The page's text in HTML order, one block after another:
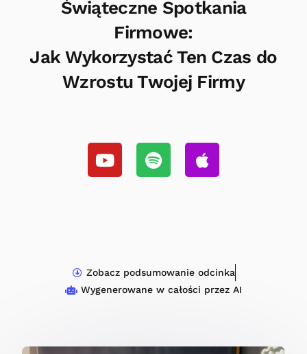
Świąteczne Spotkania
Firmowe:
Jak Wykorzystać Ten Czas do
Wzrostu Twojej Firmy
Zobacz podsumowanie odcinka
Wygenerowane w całości przez AI